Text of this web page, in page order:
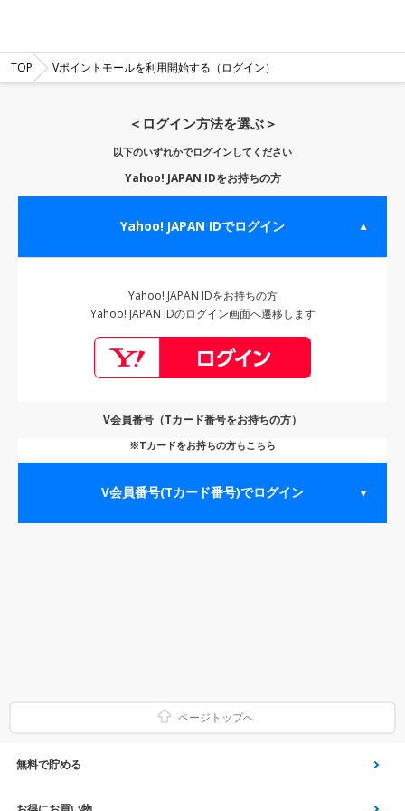
TOP Vポイントモールを利用開始する（ログイン）
＜ログイン方法を選ぶ＞
以下のいずれかでログインしてください
Yahoo! JAPAN IDをお持ちの方
Yahoo! JAPAN IDでログイン ▲
Yahoo! JAPAN IDをお持ちの方
Yahoo! JAPAN IDのログイン画面へ遷移します
V会員番号（Tカード番号をお持ちの方）
※Tカードをお持ちの方もこちら
V会員番号(Tカード番号)でログイン ▼
ページトップへ
無料で貯める